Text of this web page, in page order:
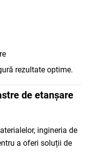
rezultate optime.
de etanșare
ingineria de
a oferi soluții de